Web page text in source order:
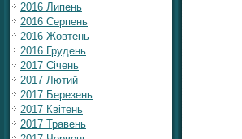
2016 Липень
2016 Серпень
2016 Жовтень
2016 Грудень
2017 Січень
2017 Лютий
2017 Березень
2017 Квітень
2017 Травень